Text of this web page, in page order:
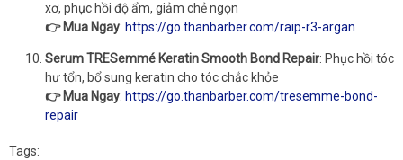
xơ, phục hồi độ ẩm, giảm chẻ ngọn
👉 Mua Ngay: https://go.thanbarber.com/raip-r3-argan
Serum TRESemmé Keratin Smooth Bond Repair: Phục hồi tóc
hư tổn, bổ sung keratin cho tóc chắc khỏe
👉 Mua Ngay: https://go.thanbarber.com/tresemme-bond-
repair
Tags: